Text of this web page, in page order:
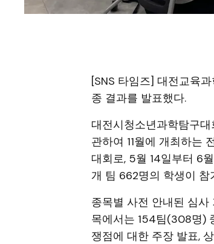
[SNS 타임즈] 대전교육
종 결과를 발표했다.
대전시청소년과학탐구
관하여 11월에 개최하는
대회로, 5월 14일부터 6
개 팀 662명의 학생이 참
종목별 사전 안내된 심사
목에서는 154팀(308명)
쟁점에 대한 주장 발표,